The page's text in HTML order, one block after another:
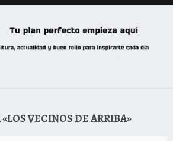
VECINOS DE ARRIBA»